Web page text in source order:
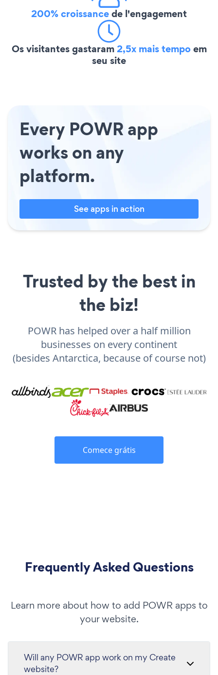
200% croissancede l'engagement
Os visitantes gastaram2,5x mais tempoem
seu site
Every POWR app
works on any
platform.
See apps in action
Trusted by the best in
the biz!
POWR has helped over a half million
businesses on every continent
(besides Antarctica, because of course not)
Comece grátis
Frequently Asked Questions
Learn more about how to add POWR apps to
your website.
Will any POWR app work on my Create
website?